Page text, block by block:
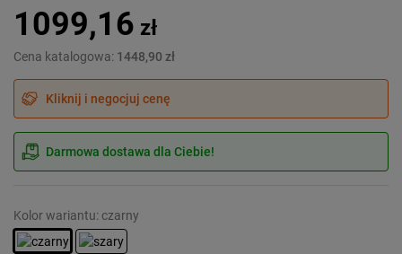
1099,16 zł
Cena katalogowa: 1448,90 zł
Kliknij i negocjuj cenę
Darmowa dostawa dla Ciebie!
Kolor wariantu: czarny